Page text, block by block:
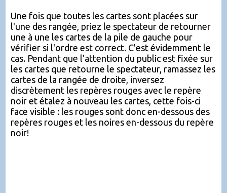
Une fois que toutes les cartes sont placées sur
l'une des rangée, priez le spectateur de retourner
une à une les cartes de la pile de gauche pour
vérifier si l'ordre est correct. C'est évidemment le
cas. Pendant que l'attention du public est fixée sur
les cartes que retourne le spectateur, ramassez les
cartes de la rangée de droite, inversez
discrètement les repères rouges avec le repère
noir et étalez à nouveau les cartes, cette fois-ci
face visible : les rouges sont donc en-dessous des
repères rouges et les noires en-dessous du repère
noir!